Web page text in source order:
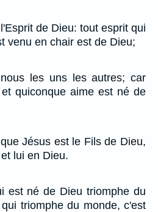
de Dieu: tout esprit qui
venu en chair est de Dieu;
les uns les autres; car
quiconque aime est né de
Jésus est le Fils de Dieu,
lui en Dieu.
est né de Dieu triomphe du
triomphe du monde, c'est